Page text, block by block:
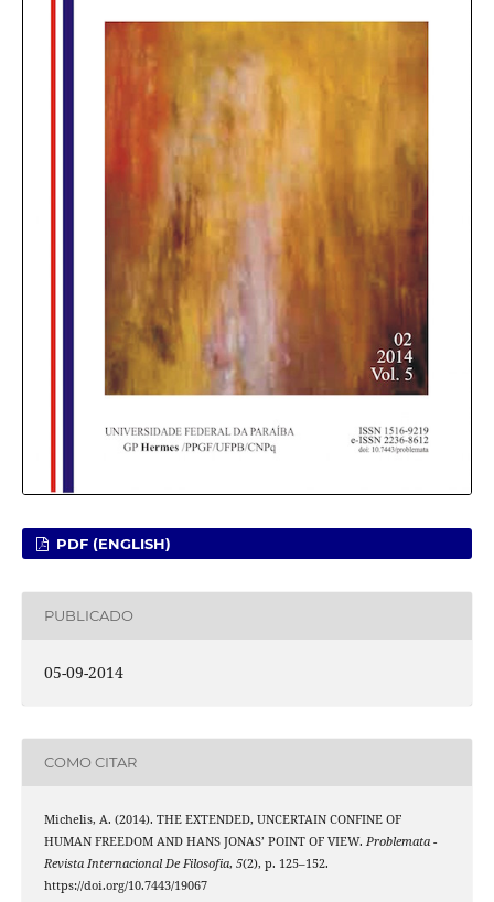
PDF (ENGLISH)
PUBLICADO
05-09-2014
COMO CITAR
Michelis, A. (2014). THE EXTENDED, UNCERTAIN CONFINE OF
HUMAN FREEDOM AND HANS JONAS’ POINT OF VIEW. Problemata -
Revista Internacional De Filosofia, 5(2), p. 125–152.
https://doi.org/10.7443/19067